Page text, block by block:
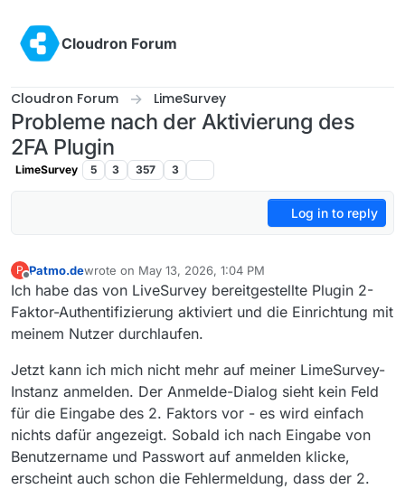
Cloudron Forum
Cloudron Forum LimeSurvey
Probleme nach der Aktivierung des
2FA Plugin
LimeSurvey 5 3 357 3
Log in to reply
P
Offline
Patmo.dewrote on May 13, 2026, 1:04 PM
last edited by
Ich habe das von LiveSurvey bereitgestellte Plugin 2-
Faktor-Authentifizierung aktiviert und die Einrichtung mit
meinem Nutzer durchlaufen.
Jetzt kann ich mich nicht mehr auf meiner LimeSurvey-
Instanz anmelden. Der Anmelde-Dialog sieht kein Feld
für die Eingabe des 2. Faktors vor - es wird einfach
nichts dafür angezeigt. Sobald ich nach Eingabe von
Benutzername und Passwort auf anmelden klicke,
erscheint auch schon die Fehlermeldung, dass der 2.